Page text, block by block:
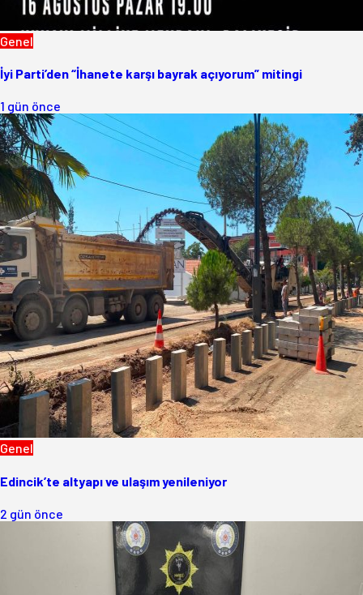
Genel
İyi Parti’den “İhanete karşı bayrak açıyorum” mitingi
1 gün önce
Genel
Edincik’te altyapı ve ulaşım yenileniyor
2 gün önce